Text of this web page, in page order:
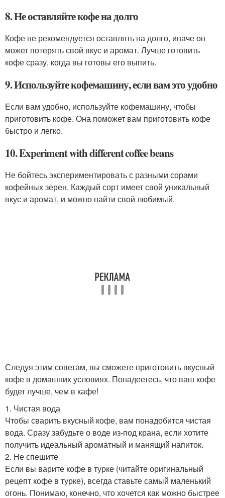
8. Не оставляйте кофе на долго
Кофе не рекомендуется оставлять на долго, иначе он
может потерять свой вкус и аромат. Лучше готовить
кофе сразу, когда вы готовы его выпить.
9. Используйте кофемашину, если вам это удобно
Если вам удобно, используйте кофемашину, чтобы
приготовить кофе. Она поможет вам приготовить кофе
быстро и легко.
10. Experiment with different coffee beans
Не бойтесь экспериментировать с разными сорами
кофейных зерен. Каждый сорт имеет свой уникальный
вкус и аромат, и можно найти свой любимый.
Следуя этим советам, вы сможете приготовить вкусный
кофе в домашних условиях. Понадеетесь, что ваш кофе
будет лучше, чем в кафе!
1. Чистая вода
Чтобы сварить вкусный кофе, вам понадобится чистая
вода. Сразу забудьте о воде из-под крана, если хотите
получить идеальный ароматный и манящий напиток.
2. Не спешите
Если вы варите кофе в турке (читайте оригинальный
рецепт кофе в турке), всегда ставьте самый маленький
огонь. Понимаю, конечно, что хочется как можно быстрее